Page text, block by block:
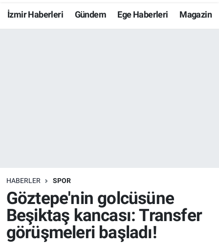
İzmir Haberleri Gündem Ege Haberleri Magazin
HABERLER SPOR
Göztepe'nin golcüsüne
Beşiktaş kancası: Transfer
görüşmeleri başladı!
Resmi İlanlar